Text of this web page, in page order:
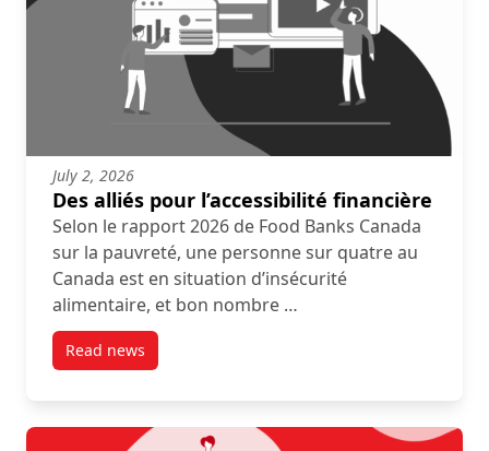
July 2, 2026
Des alliés pour l’accessibilité financière
Selon le rapport 2026 de Food Banks Canada
sur la pauvreté, une personne sur quatre au
Canada est en situation d’insécurité
alimentaire, et bon nombre …
Read newspost Des alliés pour l’accessibilité financière